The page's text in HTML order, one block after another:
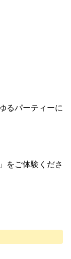
るパーティーに
をご体験くださ